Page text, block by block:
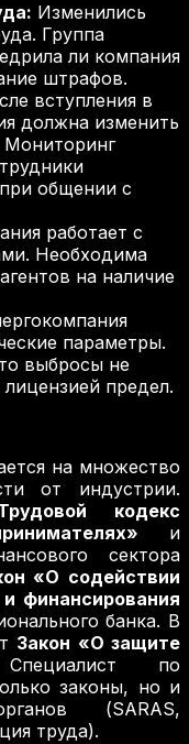
Изменились
Группа
ли компания
штрафов.
вступления в
должна изменить
Мониторинг
общении с
работает с
Необходима
на наличие
параметры.
выбросы не
предел.
на множество
от индустрии.
кодекс
и
сектора
«О содействии
финансирования
банка. В
Закон «О защите
по
законы, но и
(SARAS,
труда).